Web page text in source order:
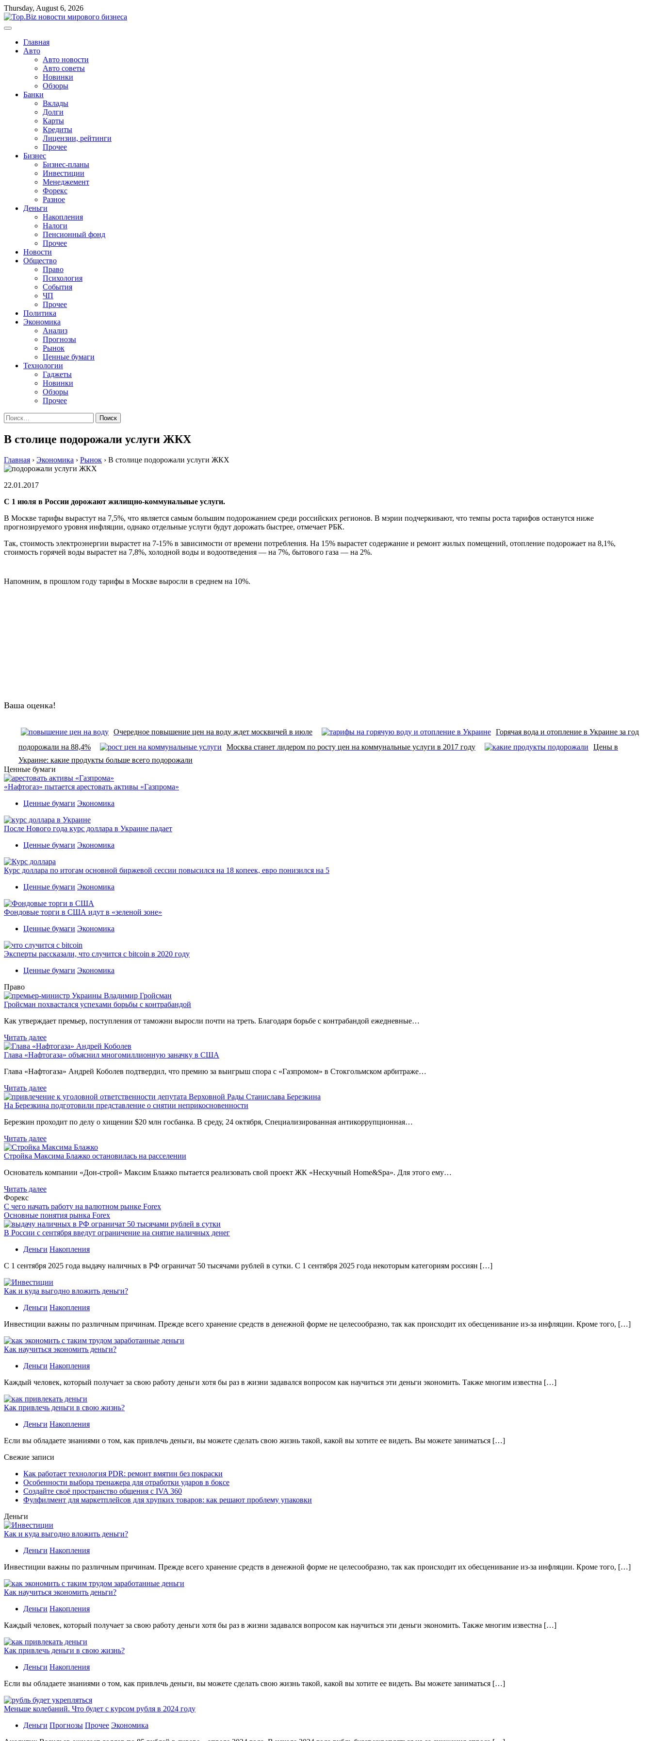
Перейти
к
содержимому
Thursday, August 6, 2026
Главная
Авто
Авто новости
Авто советы
Новинки
Обзоры
Банки
Вклады
Долги
Карты
Кредиты
Лицензии, рейтинги
Прочее
Бизнес
Бизнес-планы
Инвестиции
Менеджемент
Форекс
Разное
Деньги
Накопления
Налоги
Пенсионный фонд
Прочее
Новости
Общество
Право
Психология
События
ЧП
Прочее
Политика
Экономика
Анализ
Прогнозы
Рынок
Ценные бумаги
Технологии
Гаджеты
Новинки
Обзоры
Прочее
Найти:
В столице подорожали услуги ЖКХ
Главная › Экономика › Рынок › В столице подорожали услуги ЖКХ
22.01.2017
С 1 июля в России дорожают жилищно-коммунальные услуги.
В Москве тарифы вырастут на 7,5%, что является самым большим подорожанием среди российских регионов. В мэрии подчеркивают, что темпы роста тарифов останутся ниже
прогнозируемого уровня инфляции, однако отдельные услуги будут дорожать быстрее, отмечает РБК.
Так, стоимость электроэнергии вырастет на 7-15% в зависимости от времени потребления. На 15% вырастет содержание и ремонт жилых помещений, отопление подорожает на 8,1%,
стоимость горячей воды вырастет на 7,8%, холодной воды и водоотведения — на 7%, бытового газа — на 2%.
Напомним, в прошлом году тарифы в Москве выросли в среднем на 10%.
Ваша оценка!
Очередное повышение цен на воду ждет москвичей в июле
Горячая вода и отопление в Украине за год
подорожали на 88,4%
Москва станет лидером по росту цен на коммунальные услуги в 2017 году
Цены в
Украине: какие продукты больше всего подорожали
Ценные бумаги
«Нафтогаз» пытается арестовать активы «Газпрома»
Ценные бумаги Экономика
После Нового года курс доллара в Украине падает
Ценные бумаги Экономика
Курс доллара по итогам основной биржевой сессии повысился на 18 копеек, евро понизился на 5
Ценные бумаги Экономика
Фондовые торги в США идут в «зеленой зоне»
Ценные бумаги Экономика
Эксперты рассказали, что случится с bitcoin в 2020 году
Ценные бумаги Экономика
Право
Гройсман похвастался успехами борьбы с контрабандой
Как утверждает премьер, поступления от таможни выросли почти на треть. Благодаря борьбе с контрабандой ежедневные…
Читать далее
Глава «Нафтогаза» объяснил многомиллионную заначку в США
Глава «Нафтогаза» Андрей Коболев подтвердил, что премию за выигрыш спора с «Газпромом» в Стокгольмском арбитраже…
Читать далее
На Березкина подготовили представление о снятии неприкосновенности
Березкин проходит по делу о хищении $20 млн госбанка. В среду, 24 октября, Специализированная антикоррупционная…
Читать далее
Стройка Максима Блажко остановилась на расселении
Основатель компании «Дон-строй» Максим Блажко пытается реализовать свой проект ЖК «Нескучный Home&Spa». Для этого ему…
Читать далее
Форекс
С чего начать работу на валютном рынке Forex
Основные понятия рынка Forex
В России с сентября введут ограничение на снятие наличных денег
Деньги Накопления
С 1 сентября 2025 года выдачу наличных в РФ ограничат 50 тысячами рублей в сутки. С 1 сентября 2025 года некоторым категориям россиян […]
Как и куда выгодно вложить деньги?
Деньги Накопления
Инвестиции важны по различным причинам. Прежде всего хранение средств в денежной форме не целесообразно, так как происходит их обесценивание из-за инфляции. Кроме того, […]
Как научиться экономить деньги?
Деньги Накопления
Каждый человек, который получает за свою работу деньги хотя бы раз в жизни задавался вопросом как научиться эти деньги экономить. Также многим известна […]
Как привлечь деньги в свою жизнь?
Деньги Накопления
Если вы обладаете знаниями о том, как привлечь деньги, вы можете сделать свою жизнь такой, какой вы хотите ее видеть. Вы можете заниматься […]
Свежие записи
Как работает технология PDR: ремонт вмятин без покраски
Особенности выбора тренажера для отработки ударов в боксе
Создайте своё пространство общения с IVA 360
Фулфилмент для маркетплейсов для хрупких товаров: как решают проблему упаковки
Деньги
Как и куда выгодно вложить деньги?
Деньги Накопления
Инвестиции важны по различным причинам. Прежде всего хранение средств в денежной форме не целесообразно, так как происходит их обесценивание из-за инфляции. Кроме того, […]
Как научиться экономить деньги?
Деньги Накопления
Каждый человек, который получает за свою работу деньги хотя бы раз в жизни задавался вопросом как научиться эти деньги экономить. Также многим известна […]
Как привлечь деньги в свою жизнь?
Деньги Накопления
Если вы обладаете знаниями о том, как привлечь деньги, вы можете сделать свою жизнь такой, какой вы хотите ее видеть. Вы можете заниматься […]
Меньше колебаний. Что будет с курсом рубля в 2024 году
Деньги Прогнозы Прочее Экономика